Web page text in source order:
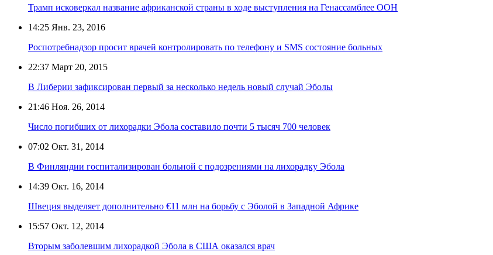
Трамп исковеркал название африканской страны в ходе выступления на Генассамблее ООН
14:25 Янв. 23, 2016
Роспотребнадзор просит врачей контролировать по телефону и SMS состояние больных
22:37 Март 20, 2015
В Либерии зафиксирован первый за несколько недель новый случай Эболы
21:46 Ноя. 26, 2014
Число погибших от лихорадки Эбола составило почти 5 тысяч 700 человек
07:02 Окт. 31, 2014
В Финляндии госпитализирован больной с подозрениями на лихорадку Эбола
14:39 Окт. 16, 2014
Швеция выделяет дополнительно €11 млн на борьбу с Эболой в Западной Африке
15:57 Окт. 12, 2014
Вторым заболевшим лихорадкой Эбола в США оказался врач